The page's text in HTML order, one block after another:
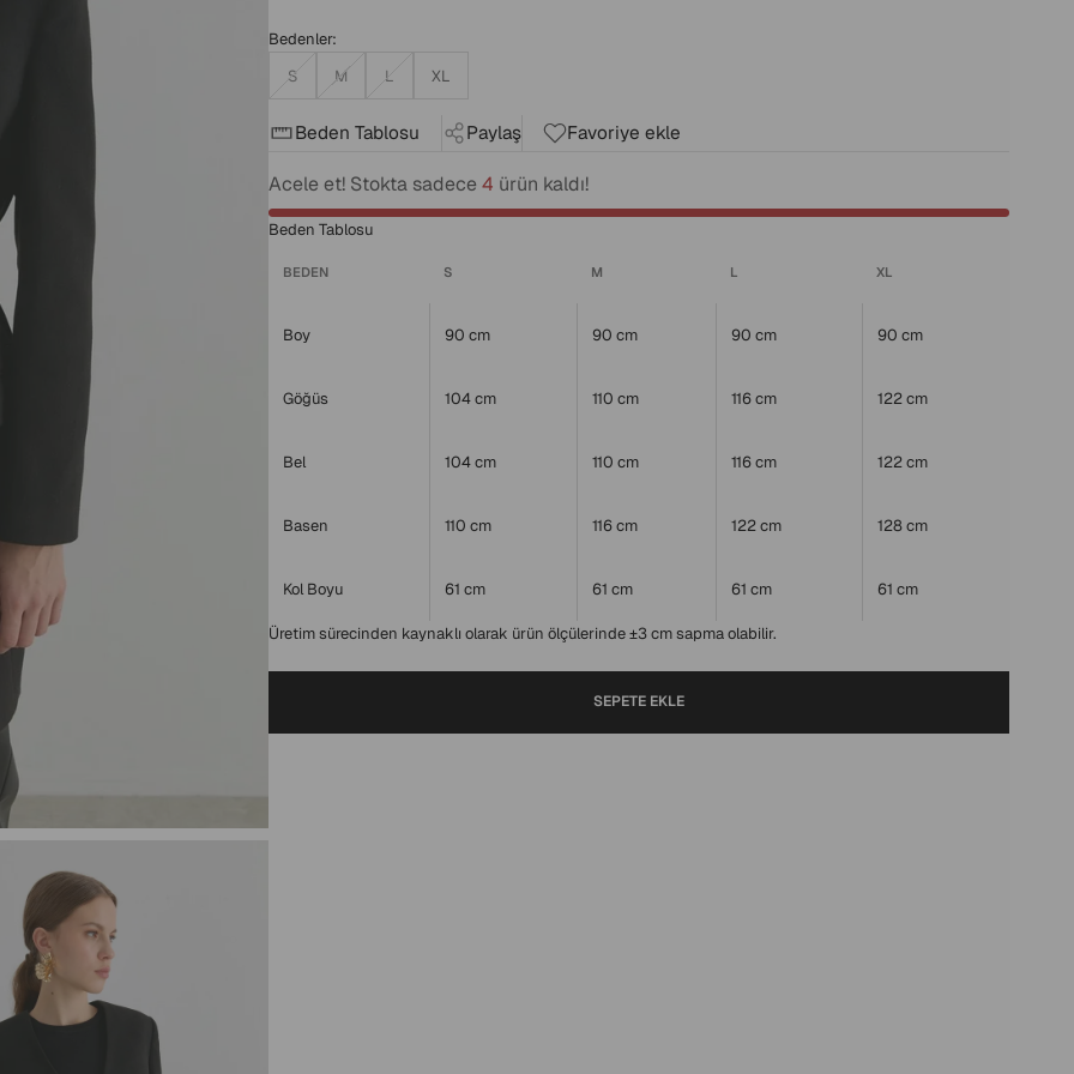
Bedenler:
S
M L XL
Beden Tablosu Paylaş Favoriye ekle
Acele et! Stokta sadece 4 ürün kaldı!
Beden Tablosu
BEDEN S M L XL
Boy 90 cm 90 cm 90 cm 90 cm
Göğüs 104 cm 110 cm 116 cm 122 cm
Bel 104 cm 110 cm 116 cm 122 cm
Basen 110 cm 116 cm 122 cm 128 cm
Kol Boyu 61 cm 61 cm 61 cm 61 cm
Üretim sürecinden kaynaklı olarak ürün ölçülerinde ±3 cm sapma olabilir.
SEPETE EKLE